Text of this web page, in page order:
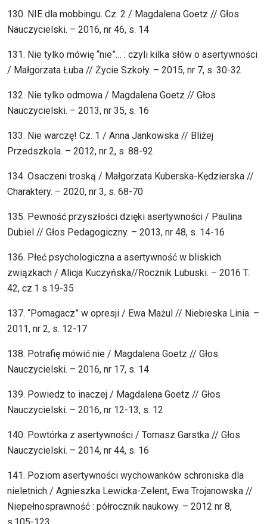
130. NIE dla mobbingu. Cz. 2 / Magdalena Goetz // Głos
Nauczycielski. – 2016, nr 46, s. 14
131. Nie tylko mówię “nie”… : czyli kilka słów o asertywności
/ Małgorzata Łuba // Życie Szkoły. – 2015, nr 7, s. 30-32
132. Nie tylko odmowa / Magdalena Goetz // Głos
Nauczycielski. – 2013, nr 35, s. 16
133. Nie warczę! Cz. 1 / Anna Jankowska // Bliżej
Przedszkola. – 2012, nr 2, s. 88-92
134. Osaczeni troską / Małgorzata Kuberska-Kędzierska //
Charaktery. – 2020, nr 3, s. 68-70
135. Pewność przyszłości dzięki asertywności / Paulina
Dubiel // Głos Pedagogiczny. – 2013, nr 48, s. 14-16
136. Płeć psychologiczna a asertywność w bliskich
związkach / Alicja Kuczyńska//Rocznik Lubuski. – 2016 T.
42, cz.1 s.19-35
137. “Pomagacz” w opresji / Ewa Mażul // Niebieska Linia. –
2011, nr 2, s. 12-17
138. Potrafię mówić nie / Magdalena Goetz // Głos
Nauczycielski. – 2016, nr 17, s. 14
139. Powiedz to inaczej / Magdalena Goetz // Głos
Nauczycielski. – 2016, nr 12-13, s. 12
140. Powtórka z asertywności / Tomasz Garstka // Głos
Nauczycielski. – 2014, nr 44, s. 16
141. Poziom asertywności wychowanków schroniska dla
nieletnich / Agnieszka Lewicka-Zelent, Ewa Trojanowska //
Niepełnosprawność : półrocznik naukowy. – 2012 nr 8,